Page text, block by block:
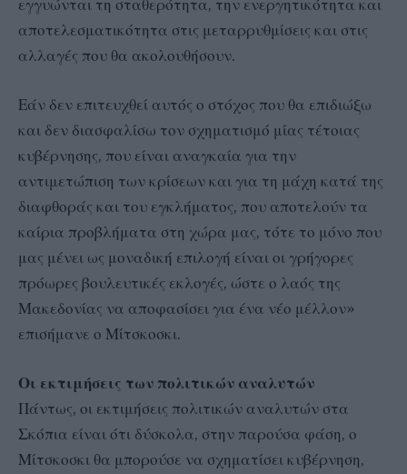
εγγυώνται τη σταθερότητα, την ενεργητικότητα και
αποτελεσματικότητα στις μεταρρυθμίσεις και στις
αλλαγές που θα ακολουθήσουν.
Εάν δεν επιτευχθεί αυτός ο στόχος που θα επιδιώξω
και δεν διασφαλίσω τον σχηματισμό μίας τέτοιας
κυβέρνησης, που είναι αναγκαία για την
αντιμετώπιση των κρίσεων και για τη μάχη κατά της
διαφθοράς και του εγκλήματος, που αποτελούν τα
καίρια προβλήματα στη χώρα μας, τότε το μόνο που
μας μένει ως μοναδική επιλογή είναι οι γρήγορες
πρόωρες βουλευτικές εκλογές, ώστε ο λαός της
Μακεδονίας να αποφασίσει για ένα νέο μέλλον»
επισήμανε ο Μίτσκοσκι.
Οι εκτιμήσεις των πολιτικών αναλυτών
Πάντως, οι εκτιμήσεις πολιτικών αναλυτών στα
Σκόπια είναι ότι δύσκολα, στην παρούσα φάση, ο
Μίτσκοσκι θα μπορούσε να σχηματίσει κυβέρνηση,